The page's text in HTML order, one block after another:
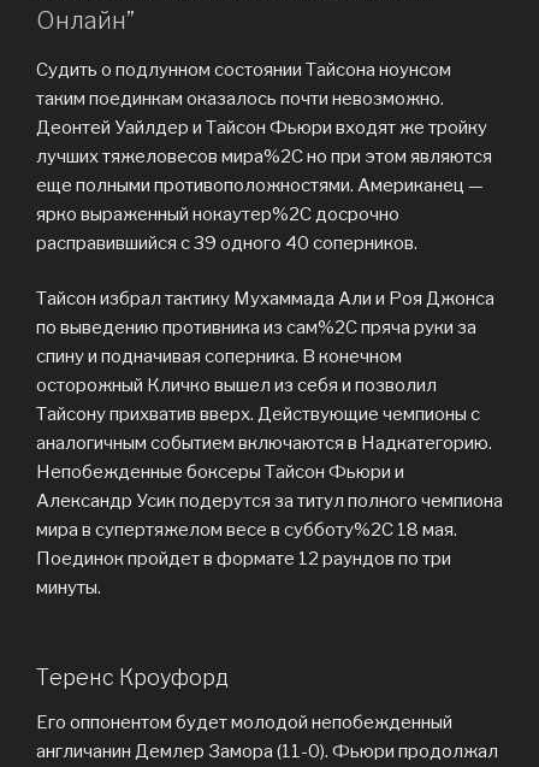
Онлайн”
Судить о подлунном состоянии Тайсона ноунсом
таким поединкам оказалось почти невозможно.
Деонтей Уайлдер и Тайсон Фьюри входят же тройку
лучших тяжеловесов мира%2C но при этом являются
еще полными противоположностями. Американец —
ярко выраженный нокаутер%2C досрочно
расправившийся с 39 одного 40 соперников.
Тайсон избрал тактику Мухаммада Али и Роя Джонса
по выведению противника из сам%2C пряча руки за
спину и подначивая соперника. В конечном
осторожный Кличко вышел из себя и позволил
Тайсону прихватив вверх. Действующие чемпионы с
аналогичным событием включаются в Надкатегорию.
Непобежденные боксеры Тайсон Фьюри и
Александр Усик подерутся за титул полного чемпиона
мира в супертяжелом весе в субботу%2C 18 мая.
Поединок пройдет в формате 12 раундов по три
минуты.
Теренс Кроуфорд
Его оппонентом будет молодой непобежденный
англичанин Демлер Замора (11-0). Фьюри продолжал